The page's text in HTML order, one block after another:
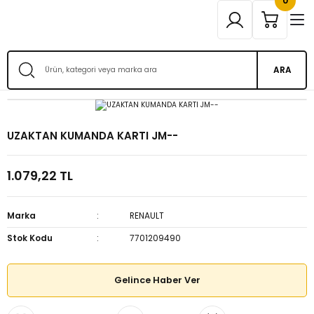
ARA
UZAKTAN KUMANDA KARTI JM--
1.079,22 TL
Marka
RENAULT
Stok Kodu
7701209490
Gelince Haber Ver